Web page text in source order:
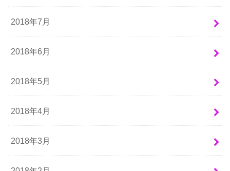
2018年7月
2018年6月
2018年5月
2018年4月
2018年3月